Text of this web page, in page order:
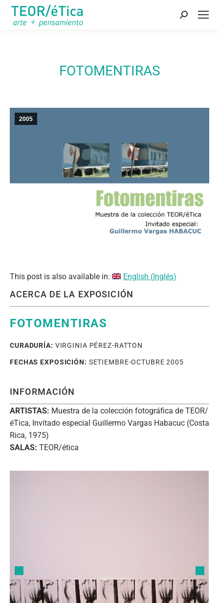
Buscar:
FOTOMENTIRAS
2005
This post is also available in: English (Inglés)
ACERCA DE LA EXPOSICIÓN
FOTOMENTIRAS
CURADURÍA: VIRGINIA PÉREZ-RATTON
FECHAS EXPOSICIÓN: SETIEMBRE-OCTUBRE 2005
INFORMACIÓN
ARTISTAS: Muestra de la colección fotográfica de TEOR/
éTica, Invitado especial Guillermo Vargas Habacuc (Costa
Rica, 1975)
SALAS: TEOR/ética